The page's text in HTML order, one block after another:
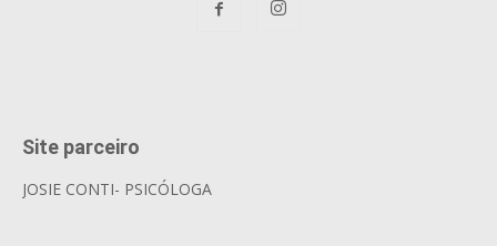
Site parceiro
JOSIE CONTI- PSICÓLOGA